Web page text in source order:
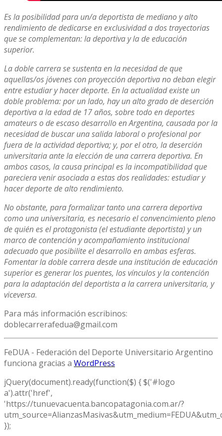
Es la posibilidad para un/a deportista de mediano y alto
rendimiento de dedicarse en exclusividad a dos trayectorias
que se complementan: la deportiva y la de educación
superior.
La doble carrera se sustenta en la necesidad de que
aquellas/os jóvenes con proyección deportiva no deban elegir
entre estudiar y hacer deporte. En la actualidad existe un
doble problema: por un lado, hay un alto grado de deserción
deportiva a la edad de 17 años, sobre todo en deportes
amateurs o de escaso desarrollo en Argentina, causada por la
necesidad de buscar una salida laboral o profesional por
fuera de la actividad deportiva; y, por el otro, la deserción
universitaria ante la elección de una carrera deportiva. En
ambos casos, la causa principal es la incompatibilidad que
pareciera venir asociada a estas dos realidades: estudiar y
hacer deporte de alto rendimiento.
No obstante, para formalizar tanto una carrera deportiva
como una universitaria, es necesario el convencimiento pleno
de quién es el protagonista (el estudiante deportista) y un
marco de contención y acompañamiento institucional
adecuado que posibilite el desarrollo en ambas esferas.
Fomentar la doble carrera desde una institución de educación
superior es generar los puentes, los vínculos y la contención
para la adaptación del deportista a la carrera universitaria, y
viceversa.
Para más información escribinos:
doblecarrerafedua@gmail.com
FeDUA - Federación del Deporte Universitario Argentino
funciona gracias a WordPress
jQuery(document).ready(function($) { $('#logo
a').attr('href',
'https://tunuevacuenta.bancopatagonia.com.ar/?
});